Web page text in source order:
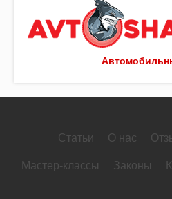
Статьи О нас
Мастер-классы Законы